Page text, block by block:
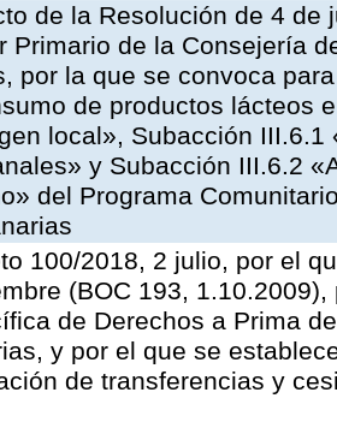
de la Resolución de 4
Primario de la Consejería
por la que se convoca
de productos lácteos
local», Subacción
y Subacción III.6.2
del Programa
100/2018, 2 julio, por el
(BOC 193,
de Derechos a Prima
y por el que se
de transferencias y